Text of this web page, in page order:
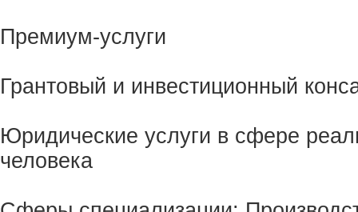
Премиум-услуги
Грантовый и инвестиционный
Юридические услуги в сфере
человека